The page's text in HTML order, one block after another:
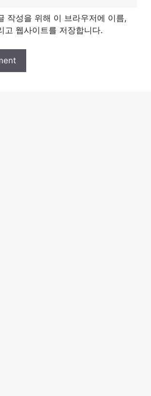
작성을 위해 이 브라우저에 이름,
고 웹사이트를 저장합니다.